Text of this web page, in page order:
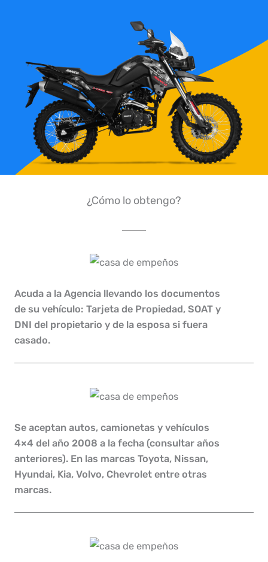
¿Cómo lo obtengo?
Acuda a la Agencia llevando los documentos
de su vehículo: Tarjeta de Propiedad, SOAT y
DNI del propietario y de la esposa si fuera
casado.
Se aceptan autos, camionetas y vehículos
4×4 del año 2008 a la fecha (consultar años
anteriores). En las marcas Toyota, Nissan,
Hyundai, Kia, Volvo, Chevrolet entre otras
marcas.